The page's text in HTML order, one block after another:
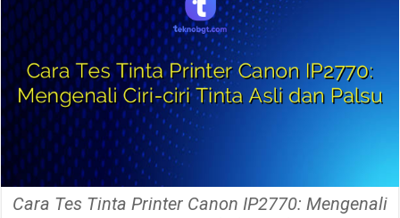
Cara Tes Tinta Printer Canon IP2770: Mengenali